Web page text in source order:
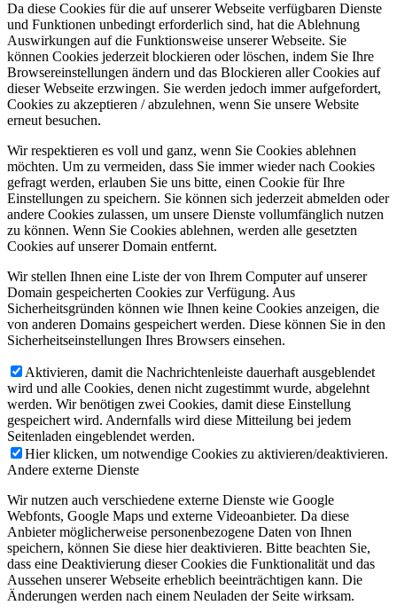
Da diese Cookies für die auf unserer Webseite verfügbaren Dienste
und Funktionen unbedingt erforderlich sind, hat die Ablehnung
Auswirkungen auf die Funktionsweise unserer Webseite. Sie
können Cookies jederzeit blockieren oder löschen, indem Sie Ihre
Browsereinstellungen ändern und das Blockieren aller Cookies auf
dieser Webseite erzwingen. Sie werden jedoch immer aufgefordert,
Cookies zu akzeptieren / abzulehnen, wenn Sie unsere Website
erneut besuchen.
Wir respektieren es voll und ganz, wenn Sie Cookies ablehnen
möchten. Um zu vermeiden, dass Sie immer wieder nach Cookies
gefragt werden, erlauben Sie uns bitte, einen Cookie für Ihre
Einstellungen zu speichern. Sie können sich jederzeit abmelden oder
andere Cookies zulassen, um unsere Dienste vollumfänglich nutzen
zu können. Wenn Sie Cookies ablehnen, werden alle gesetzten
Cookies auf unserer Domain entfernt.
Wir stellen Ihnen eine Liste der von Ihrem Computer auf unserer
Domain gespeicherten Cookies zur Verfügung. Aus
Sicherheitsgründen können wie Ihnen keine Cookies anzeigen, die
von anderen Domains gespeichert werden. Diese können Sie in den
Sicherheitseinstellungen Ihres Browsers einsehen.
Aktivieren, damit die Nachrichtenleiste dauerhaft ausgeblendet
wird und alle Cookies, denen nicht zugestimmt wurde, abgelehnt
werden. Wir benötigen zwei Cookies, damit diese Einstellung
gespeichert wird. Andernfalls wird diese Mitteilung bei jedem
Seitenladen eingeblendet werden.
Hier klicken, um notwendige Cookies zu aktivieren/deaktivieren.
Andere externe Dienste
Wir nutzen auch verschiedene externe Dienste wie Google
Webfonts, Google Maps und externe Videoanbieter. Da diese
Anbieter möglicherweise personenbezogene Daten von Ihnen
speichern, können Sie diese hier deaktivieren. Bitte beachten Sie,
dass eine Deaktivierung dieser Cookies die Funktionalität und das
Aussehen unserer Webseite erheblich beeinträchtigen kann. Die
Änderungen werden nach einem Neuladen der Seite wirksam.